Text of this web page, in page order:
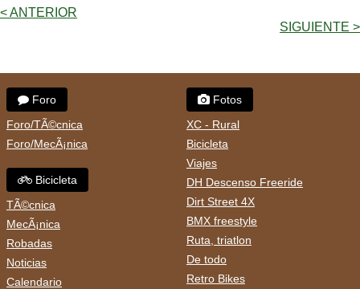
< ANTERIOR
SIGUIENTE >
Foro
Foro/TÃ©cnica
Foro/MecÃ¡nica
Bicicleta
TÃ©cnica
MecÃ¡nica
Robadas
Noticias
Calendario
Fotos
XC - Rural
Bicicleta
Viajes
DH Descenso Freeride
Dirt Street 4X
BMX freestyle
Ruta, triatlon
De todo
Retro Bikes